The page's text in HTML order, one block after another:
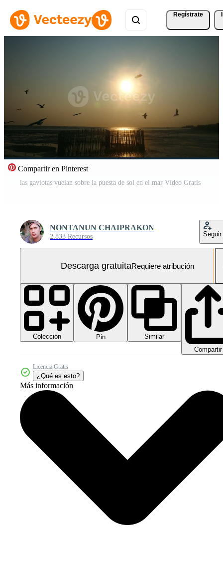
Regístrate
Compartir en Pinterest
las gaviotas vuelan sobre la puesta de sol en el mar Vídeo Gratis
NONTANUN CHAIPRAKON
2.833 Recursos Seguir
Descarga gratuitaRequiere atribución
Colección Pin
Similar
Compartir
Licencia Gratis
¿Qué es esto?
Más información